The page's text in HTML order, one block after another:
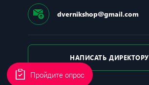
dvernikshop@gmail.com
НАПИСАТЬ ДИРЕКТОРУ
Пройдите опрос